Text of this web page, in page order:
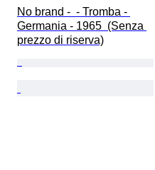
No brand -  - Tromba -
Germania - 1965  (Senza
prezzo di riserva)